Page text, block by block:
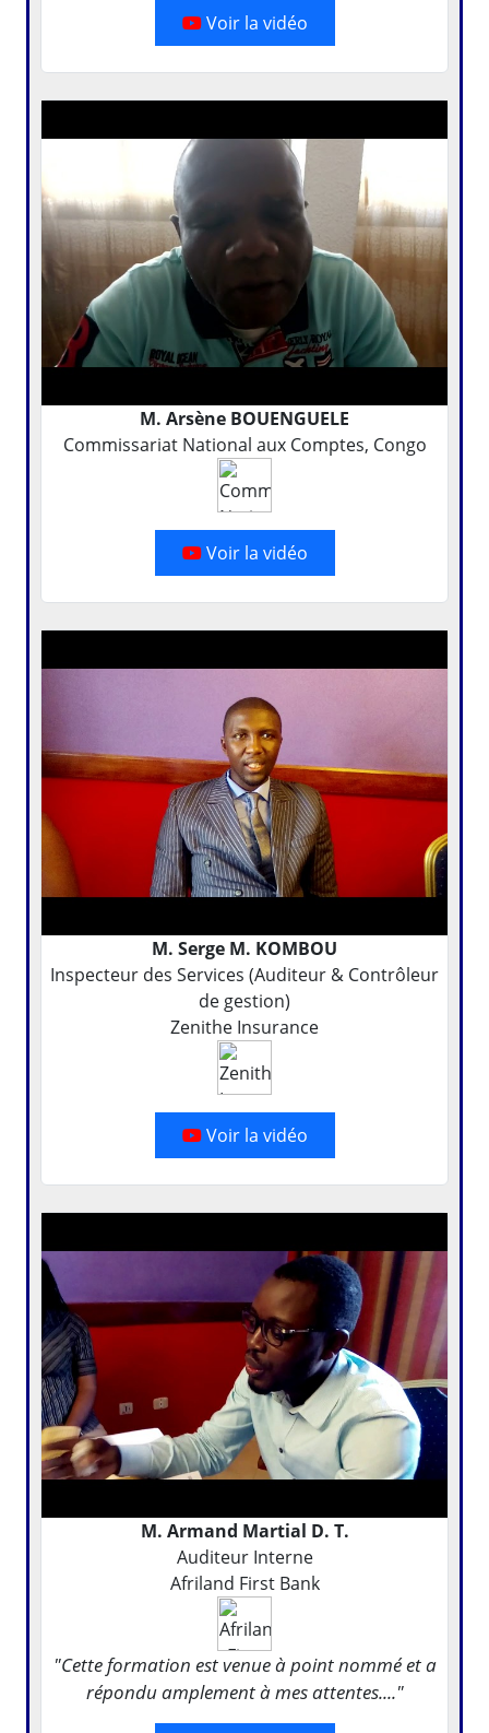
Voir la vidéo
M. Arsène BOUENGUELE
Commissariat National aux Comptes, Congo
Voir la vidéo
M. Serge M. KOMBOU
Inspecteur des Services (Auditeur & Contrôleur
de gestion)
Zenithe Insurance
Voir la vidéo
M. Armand Martial D. T.
Auditeur Interne
Afriland First Bank
"Cette formation est venue à point nommé et a
répondu amplement à mes attentes...."